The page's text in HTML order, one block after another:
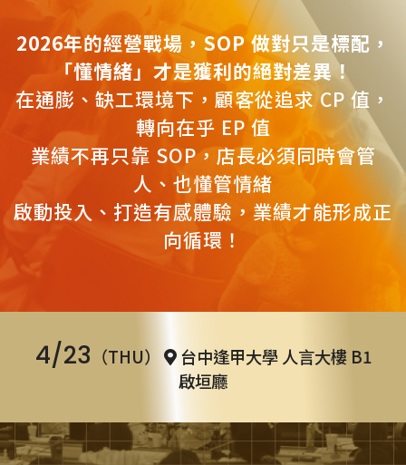
2026年的經營戰場，SOP 做對只是標配，
「懂情緒」才是獲利的絕對差異！
在通膨、缺工環境下，顧客從追求 CP 值，
轉向在乎 EP 值
業績不再只靠 SOP，店長必須同時會管
人、也懂管情緒
啟動投入、打造有感體驗，業績才能形成正
向循環！
4/23 （THU）
台中逢甲大學 人言大樓 B1
啟垣廳